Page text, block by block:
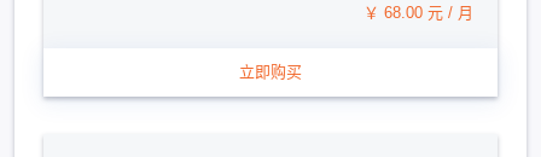
￥ 68.00 元 / 月
立即购买